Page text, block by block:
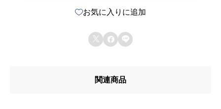
お気に入りに追加
  
関連商品